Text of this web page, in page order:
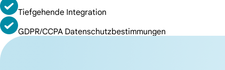
Tiefgehende Integration
GDPR/CCPA Datenschutzbestimmungen